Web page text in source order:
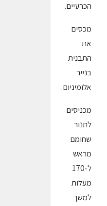
הכרעיים.
מכסים
את
התבנית
בנייר
אלומיניום.
מכניסים
לתנור
שחומם
מראש
ל-170
מעלות
למשך